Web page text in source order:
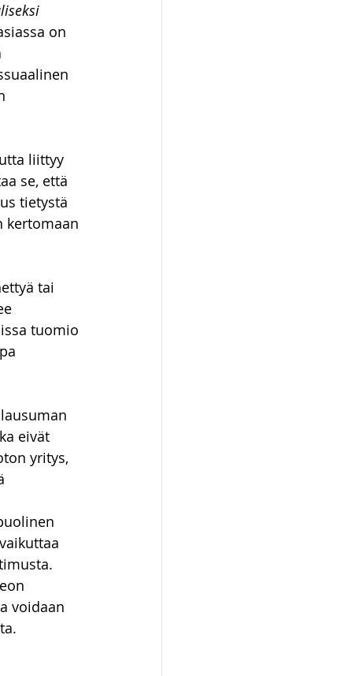
on
liittyy
se, että
tietystä
kertomaan
tai
tuomio
eivät
yritys,
voidaan